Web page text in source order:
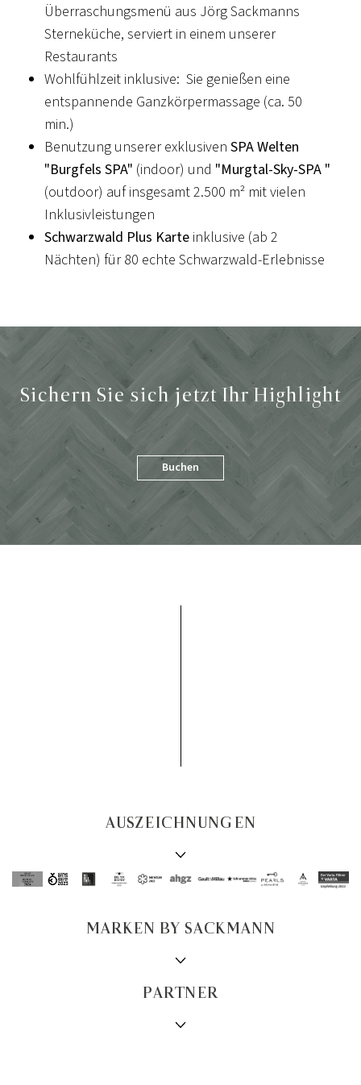
Überraschungsmenü aus Jörg Sackmanns
Sterneküche, serviert in einem unserer
Restaurants
Wohlfühlzeit inklusive: Sie genießen eine
entspannende Ganzkörpermassage (ca. 50
min.)
Benutzung unserer exklusiven SPA Welten
"Burgfels SPA" (indoor) und "Murgtal-Sky-SPA "
(outdoor) auf insgesamt 2.500 m² mit vielen
Inklusivleistungen
Schwarzwald Plus Karte inklusive (ab 2
Nächten) für 80 echte Schwarzwald-Erlebnisse
Sichern Sie sich jetzt Ihr Highlight
Buchen
AUSZEICHNUNGEN
MARKEN BY SACKMANN
PARTNER